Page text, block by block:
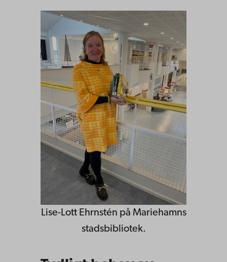
Lise-Lott Ehrnstén på Mariehamns
stadsbibliotek.